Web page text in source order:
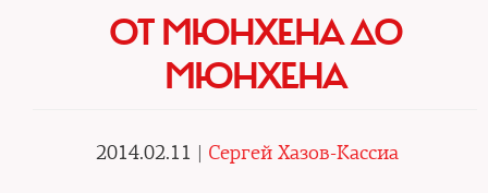
ОТ МЮНХЕНА ДО
МЮНХЕНА
2014.02.11 | Сергей Хазов-Кассиа